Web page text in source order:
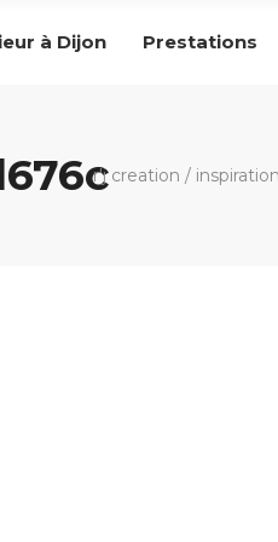
à Dijon Prestations
r'j creation / inspiration